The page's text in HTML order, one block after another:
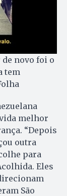
de novo foi o
tem
melhor
“Depois
outra
para
Eles
São